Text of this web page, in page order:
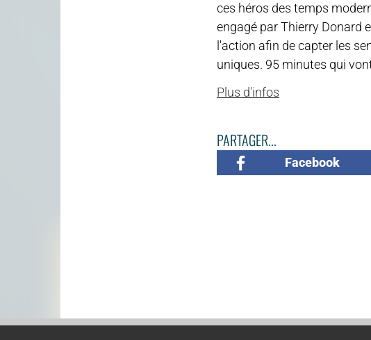
ces héros des temps
engagé par Thierry Donard
l'action afin de capter les
uniques. 95 minutes qui
Plus d'infos
PARTAGER...
Facebook